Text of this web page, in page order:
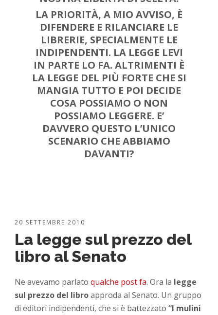
LA PRIORITÀ, A MIO AVVISO, È
DIFENDERE E RILANCIARE LE
LIBRERIE, SPECIALMENTE LE
INDIPENDENTI. LA LEGGE LEVI
IN PARTE LO FA. ALTRIMENTI È
LA LEGGE DEL PIÙ FORTE CHE SI
MANGIA TUTTO E POI DECIDE
COSA POSSIAMO O NON
POSSIAMO LEGGERE. E’
DAVVERO QUESTO L’UNICO
SCENARIO CHE ABBIAMO
DAVANTI?
20 SETTEMBRE 2010
La legge sul prezzo del
libro al Senato
Ne avevamo parlatoqualche post fa. Ora la legge
sul prezzo del libroapproda al Senato. Un gruppo
di editori indipendenti, che si è battezzato “I mulini